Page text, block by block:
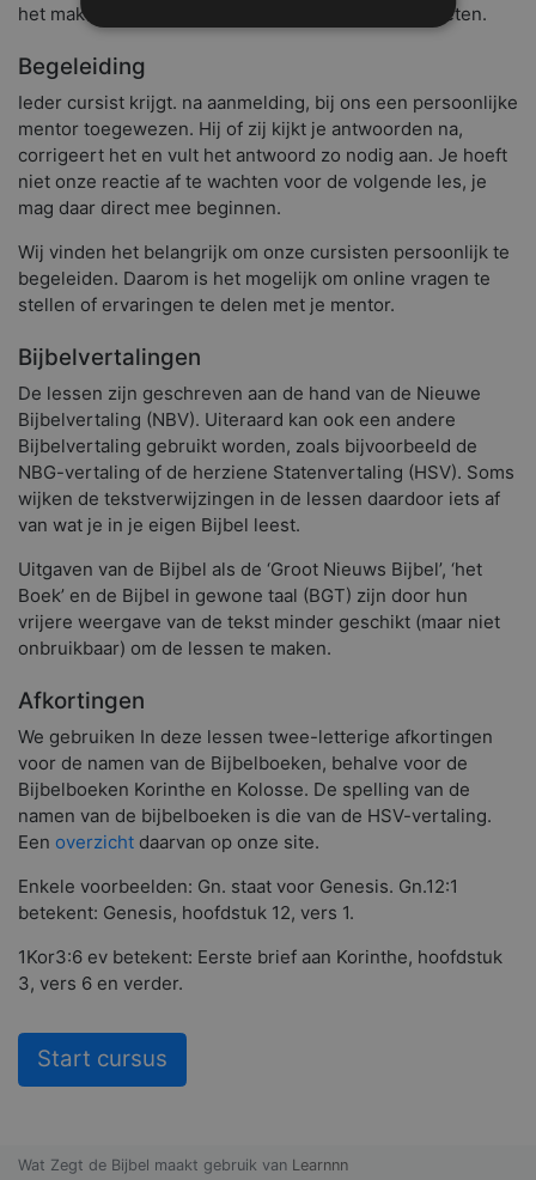
het maken van de les, maar wel belangrijk om te weten.
Begeleiding
Ieder cursist krijgt. na aanmelding, bij ons een persoonlijke
mentor toegewezen. Hij of zij kijkt je antwoorden na,
corrigeert het en vult het antwoord zo nodig aan. Je hoeft
niet onze reactie af te wachten voor de volgende les, je
mag daar direct mee beginnen.
Wij vinden het belangrijk om onze cursisten persoonlijk te
begeleiden. Daarom is het mogelijk om online vragen te
stellen of ervaringen te delen met je mentor.
Bijbelvertalingen
De lessen zijn geschreven aan de hand van de Nieuwe
Bijbelvertaling (NBV). Uiteraard kan ook een andere
Bijbelvertaling gebruikt worden, zoals bijvoorbeeld de
NBG-vertaling of de herziene Statenvertaling (HSV). Soms
wijken de tekstverwijzingen in de lessen daardoor iets af
van wat je in je eigen Bijbel leest.
Uitgaven van de Bijbel als de ‘Groot Nieuws Bijbel’, ‘het
Boek’ en de Bijbel in gewone taal (BGT) zijn door hun
vrijere weergave van de tekst minder geschikt (maar niet
onbruikbaar) om de lessen te maken.
Afkortingen
We gebruiken In deze lessen twee-letterige afkortingen
voor de namen van de Bijbelboeken, behalve voor de
Bijbelboeken Korinthe en Kolosse. De spelling van de
namen van de bijbelboeken is die van de HSV-vertaling.
Een overzicht daarvan op onze site.
Enkele voorbeelden: Gn. staat voor Genesis. Gn.12:1
betekent: Genesis, hoofdstuk 12, vers 1.
1Kor3:6 ev betekent: Eerste brief aan Korinthe, hoofdstuk
3, vers 6 en verder.
Start cursus
Wat Zegt de Bijbel maakt gebruik van Learnnn